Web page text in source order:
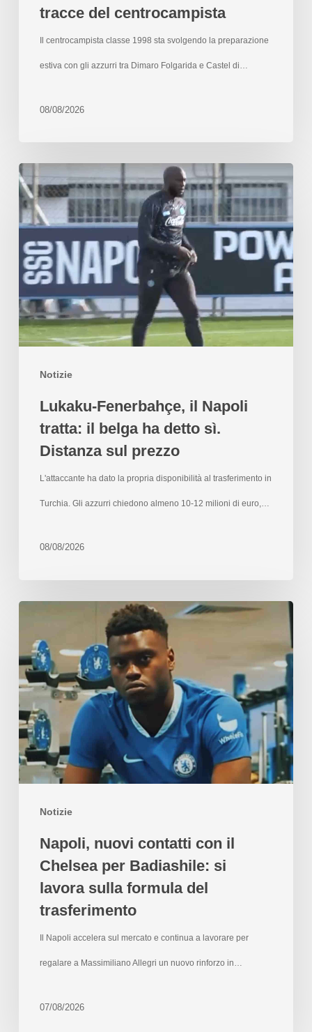
tracce del centrocampista
Il centrocampista classe 1998 sta svolgendo la preparazione
estiva con gli azzurri tra Dimaro Folgarida e Castel di…
08/08/2026
Notizie
Lukaku-Fenerbahçe, il Napoli
tratta: il belga ha detto sì.
Distanza sul prezzo
L'attaccante ha dato la propria disponibilità al trasferimento in
Turchia. Gli azzurri chiedono almeno 10-12 milioni di euro,…
08/08/2026
Notizie
Napoli, nuovi contatti con il
Chelsea per Badiashile: si
lavora sulla formula del
trasferimento
Il Napoli accelera sul mercato e continua a lavorare per
regalare a Massimiliano Allegri un nuovo rinforzo in…
07/08/2026